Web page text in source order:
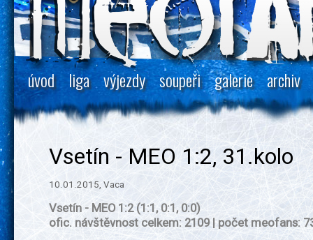
úvod liga výjezdy soupeři galerie archiv
Vsetín - MEO 1:2, 31.kolo
10.01.2015, Vaca
Vsetín - MEO 1:2 (1:1, 0:1, 0:0)
ofic. návštěvnost celkem: 2109 | počet meofans: